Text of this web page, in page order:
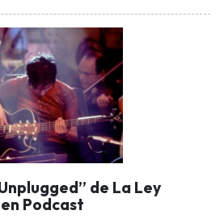
de La Ley
Podcast